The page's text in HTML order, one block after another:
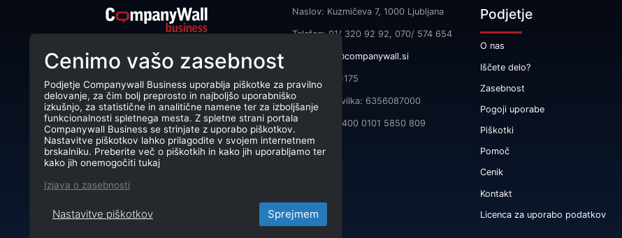
podjetjem pomaga izboljšati
poslovanje z iskanjem in povezovanjem
strank.
CompanyWall Business © 2026
Naslov: Kuzmičeva 7, 1000 Ljubljana
Telefon: 01/ 320 92 92, 070/ 574 654
info@companywall.si
DŠ: SI55591175
Matična številka: 6356087000
TRR: SI56 3400 0101 5850 809
Podjetje
O nas
Iščete delo?
Zasebnost
Pogoji uporabe
Piškotki
Pomoč
Cenik
Kontakt
Licenca za uporabo podatkov
Cenimo vašo zasebnost
Podjetje Companywall Business uporablja piškotke za pravilno
delovanje, za čim bolj preprosto in najboljšo uporabniško
izkušnjo, za statistične in analitične namene ter za izboljšanje
funkcionalnosti spletnega mesta. Z spletne strani portala
Companywall Business se strinjate z uporabo piškotkov.
Nastavitve piškotkov lahko prilagodite v svojem internetnem
brskalniku. Preberite več o piškotkih in kako jih uporabljamo ter
kako jih onemogočiti tukaj
Izjava o zasebnosti
Nastavitve piškotkov Sprejmem